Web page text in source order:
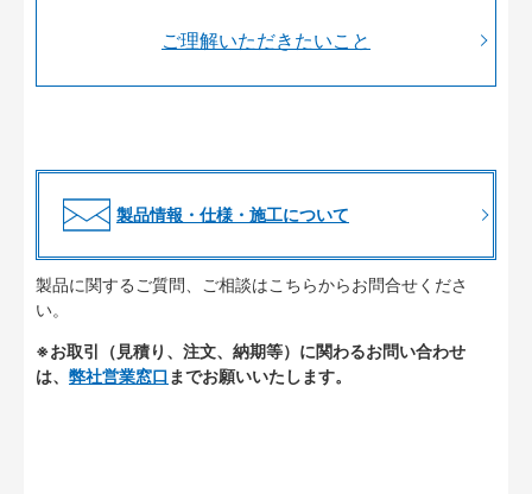
ご理解いただきたいこと
製品情報・仕様・施工について
製品に関するご質問、ご相談はこちらからお問合せくださ
い。
※お取引（見積り、注文、納期等）に関わるお問い合わせ
は、 弊社営業窓口 までお願いいたします。